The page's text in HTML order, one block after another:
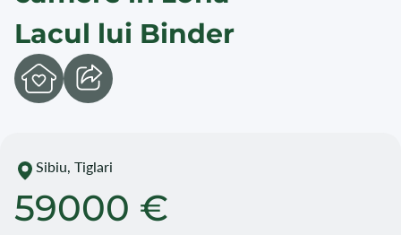
Lacul lui Binder
Sibiu, Tiglari
59000 €